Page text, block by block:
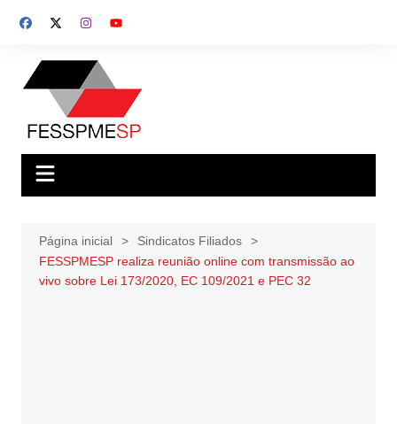
para
conteúdo
Página inicial
Sindicatos Filiados
FESSPMESP realiza reunião online com transmissão ao
vivo sobre Lei 173/2020, EC 109/2021 e PEC 32